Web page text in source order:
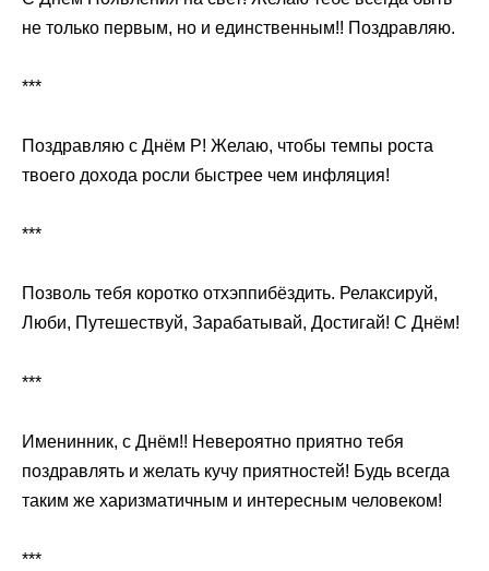
не только первым, но и единственным!! Поздравляю.
***
Поздравляю с Днём Р! Желаю, чтобы темпы роста
твоего дохода росли быстрее чем инфляция!
***
Позволь тебя коротко отхэппибёздить. Релаксируй,
Люби, Путешествуй, Зарабатывай, Достигай! С Днём!
***
Именинник, с Днём!! Невероятно приятно тебя
поздравлять и желать кучу приятностей! Будь всегда
таким же харизматичным и интересным человеком!
***